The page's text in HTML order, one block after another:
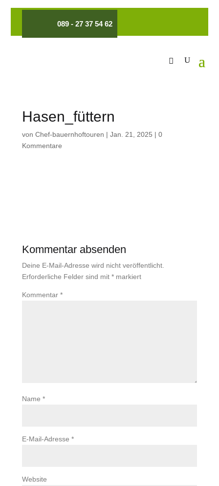
089 - 27 37 54 62
Hasen_füttern
von Chef-bauernhoftouren | Jan. 21, 2025 | 0
Kommentare
Kommentar absenden
Deine E-Mail-Adresse wird nicht veröffentlicht.
Erforderliche Felder sind mit *markiert
Kommentar *
Name *
E-Mail-Adresse *
Website